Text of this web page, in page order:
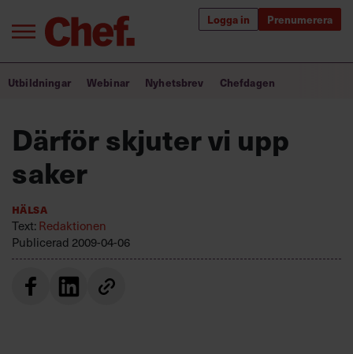
Logga in Prenumerera
Annonsera
Bra ledare förändrar världen
Utbildning för ledare
Chefakademin+
Populära utbildningar
Utbildningar Webinar Nyhetsbrev Chefdagen
Därför skjuter vi upp
saker
Hälsa
Text:Redaktionen
Publicerad 2009-04-06